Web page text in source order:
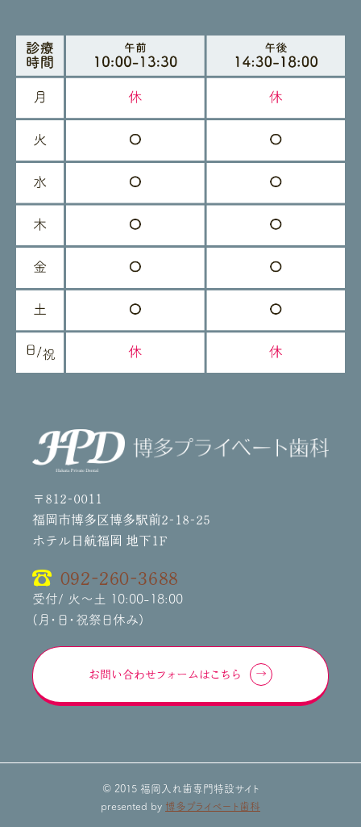
〒812-0011
福岡市博多区博多駅前2-18-25
ホテル日航福岡 地下1F
092-260-3688
受付/ 火～土 10:00-18:00
(月・日・祝祭日休み)
お問い合わせフォームはこちら
© 2015 福岡入れ歯専門特設サイト
presented by 博多プライベート歯科